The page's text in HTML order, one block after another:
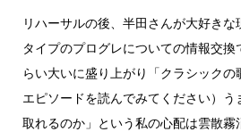
リハーサルの後、半田さんが大好き
タイプのプログレについての情報交換
らい大いに盛り上がり「クラシック
エピソードを読んでみてください）
取れるのか」という私の心配は雲散霧